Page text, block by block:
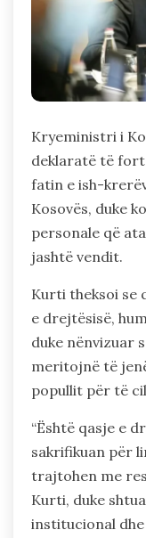
Kryeministri i
deklaratë të
fatin e ish-
Kosovës, duke
personale që
jashtë vendit.
Kurti theksoi se
e drejtësisë,
duke nënvizuar
meritojnë të
popullit për të
“Është qasje e
sakrifikuan për
trajtohen me
Kurti, duke
institucional